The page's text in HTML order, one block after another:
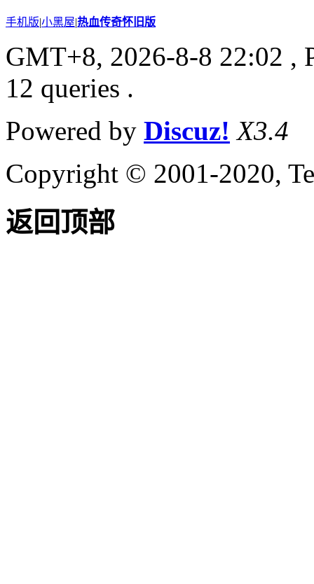
手机版|小黑屋|热血传奇怀旧版
GMT+8, 2026-8-8 22:02 ,
12 queries .
Powered by Discuz! X3.4
Copyright © 2001-2020,
返回顶部